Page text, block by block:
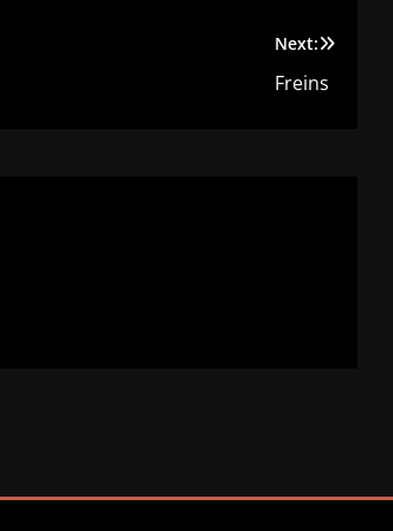
Next:
Freins